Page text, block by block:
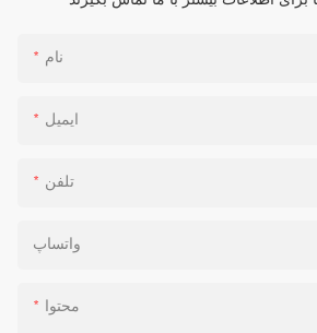
نام
ایمیل
تلفن
واتساپ
محتوا